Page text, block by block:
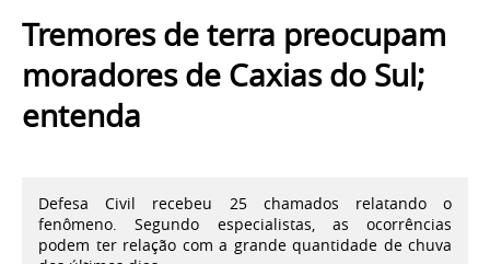
Tremores de terra preocupam
moradores de Caxias do Sul;
entenda
Defesa Civil recebeu 25 chamados relatando o
fenômeno. Segundo especialistas, as ocorrências
podem ter relação com a grande quantidade de chuva